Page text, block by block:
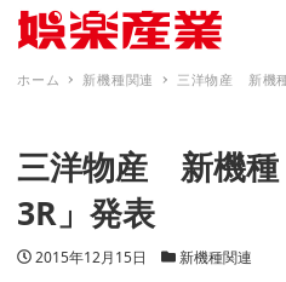
ホーム 新機種関連 三洋物産 新機
三洋物産 新機種
3R」発表
投稿日
2015年12月15日 カテゴリー
新機種関連